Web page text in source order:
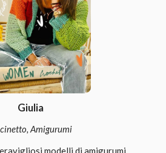
Giulia
Amigurumi
modelli di amigurumi